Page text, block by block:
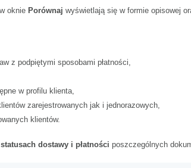
oknie Porównaj wyświetlają się w formie opisowej
z podpiętymi sposobami płatności,
w profilu klienta,
zarejestrowanych jak i jednorazowych,
klientów.
dostawy i płatności poszczególnych